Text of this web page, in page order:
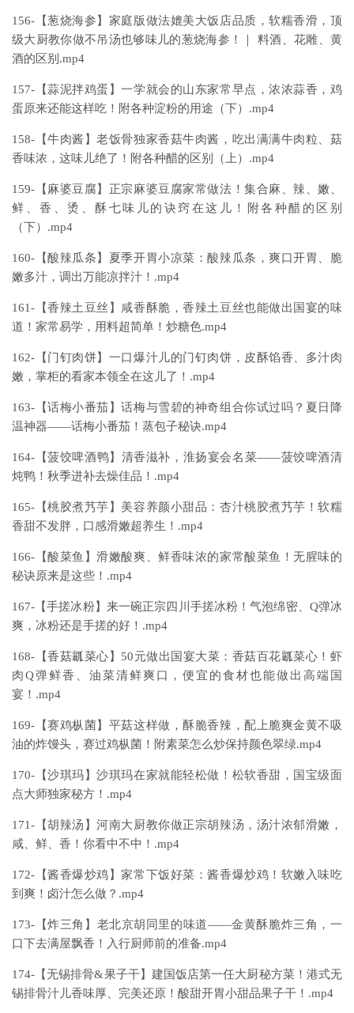
156-【葱烧海参】家庭版做法媲美大饭店品质，软糯香滑，顶
级大厨教你做不吊汤也够味儿的葱烧海参！｜ 料酒、花雕、黄
酒的区别.mp4
157-【蒜泥拌鸡蛋】一学就会的山东家常早点，浓浓蒜香，鸡
蛋原来还能这样吃！附各种淀粉的用途（下）.mp4
158-【牛肉酱】老饭骨独家香菇牛肉酱，吃出满满牛肉粒、菇
香味浓，这味儿绝了！附各种醋的区别（上）.mp4
159-【麻婆豆腐】正宗麻婆豆腐家常做法！集合麻、辣、嫩、
鲜、香、烫、酥七味儿的诀窍在这儿！附各种醋的区别
（下）.mp4
160-【酸辣瓜条】夏季开胃小凉菜：酸辣瓜条，爽口开胃、脆
嫩多汁，调出万能凉拌汁！.mp4
161-【香辣土豆丝】咸香酥脆，香辣土豆丝也能做出国宴的味
道！家常易学，用料超简单！炒糖色.mp4
162-【门钉肉饼】一口爆汁儿的门钉肉饼，皮酥馅香、多汁肉
嫩，掌柜的看家本领全在这儿了！.mp4
163-【话梅小番茄】话梅与雪碧的神奇组合你试过吗？夏日降
温神器——话梅小番茄！蒸包子秘诀.mp4
164-【菠饺啤酒鸭】清香滋补，淮扬宴会名菜——菠饺啤酒清
炖鸭！秋季进补去燥佳品！.mp4
165-【桃胶煮艿芋】美容养颜小甜品：杏汁桃胶煮艿芋！软糯
香甜不发胖，口感滑嫩超养生！.mp4
166-【酸菜鱼】滑嫩酸爽、鲜香味浓的家常酸菜鱼！无腥味的
秘诀原来是这些！.mp4
167-【手搓冰粉】来一碗正宗四川手搓冰粉！气泡绵密、Q弹冰
爽，冰粉还是手搓的好！.mp4
168-【香菇瓤菜心】50元做出国宴大菜：香菇百花瓤菜心！虾
肉Q弹鲜香、油菜清鲜爽口，便宜的食材也能做出高端国
宴！.mp4
169-【赛鸡枞菌】平菇这样做，酥脆香辣，配上脆爽金黄不吸
油的炸馒头，赛过鸡枞菌！附素菜怎么炒保持颜色翠绿.mp4
170-【沙琪玛】沙琪玛在家就能轻松做！松软香甜，国宝级面
点大师独家秘方！.mp4
171-【胡辣汤】河南大厨教你做正宗胡辣汤，汤汁浓郁滑嫩，
咸、鲜、香！你看中不中！.mp4
172-【酱香爆炒鸡】家常下饭好菜：酱香爆炒鸡！软嫩入味吃
到爽！卤汁怎么做？.mp4
173-【炸三角】老北京胡同里的味道——金黄酥脆炸三角，一
口下去满屋飘香！入行厨师前的准备.mp4
174-【无锡排骨&果子干】建国饭店第一任大厨秘方菜！港式无
锡排骨汁儿香味厚、完美还原！酸甜开胃小甜品果子干！.mp4